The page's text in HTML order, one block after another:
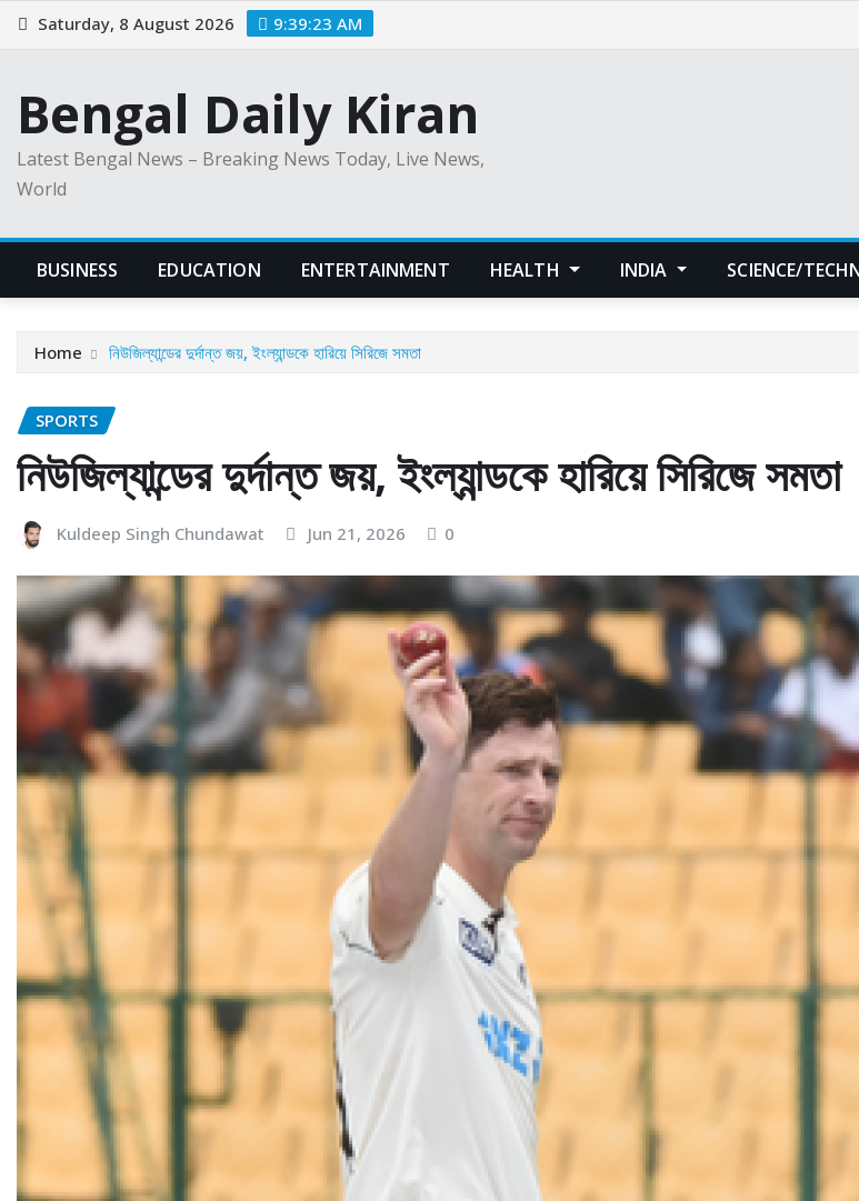
Skip
to
Saturday, 8 August 2026 9:39:24 AM
Bengal Daily Kiran
Latest Bengal News – Breaking News Today, Live News,
World
BUSINESS EDUCATION ENTERTAINMENT HEALTH INDIA SCIENCE/
Home নিউজিল্যান্ডের দুর্দান্ত জয়, ইংল্যান্ডকে হারিয়ে সিরিজে সমতা
SPORTS
নিউজিল্যান্ডের দুর্দান্ত জয়, ইংল্যান্ডকে হারিয়ে সিরিজে সমতা
Kuldeep Singh Chundawat Jun 21, 2026 0